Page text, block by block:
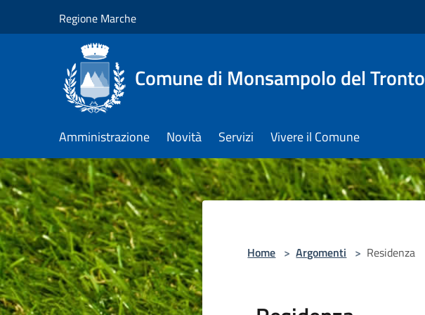
Regione Marche
Comune di Monsampolo del Tronto
Amministrazione Novità Servizi Vivere il Comune
Home > Argomenti > Residenza